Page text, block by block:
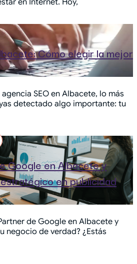
Cómo elegir la mejor
SEO en Albacete, lo más
detectado algo importante: tu
Google en Albacete y
en publicidad
de Google en Albacete y
negocio de verdad? ¿Estás